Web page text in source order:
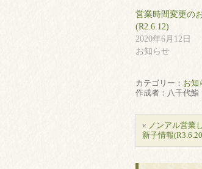
営業時間変更の
(R2.6.12)
2020年6月12日
お知らせ
カテゴリー： お知
作成者：八千代鮨
« ノンアル営業
新子情報